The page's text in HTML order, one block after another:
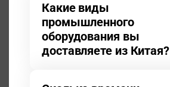
Какие виды
промышленного
оборудования вы
доставляете из Китая?